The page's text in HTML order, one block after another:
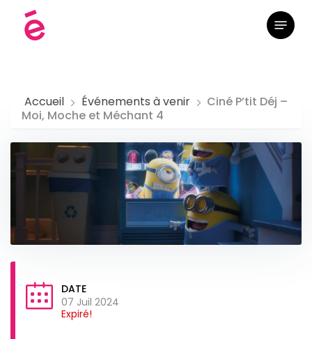
Menu
Accueil Événements à venir
Ciné P’tit Déj –
Moi, Moche et Méchant 4
DATE
07 Juil 2024
Expiré!